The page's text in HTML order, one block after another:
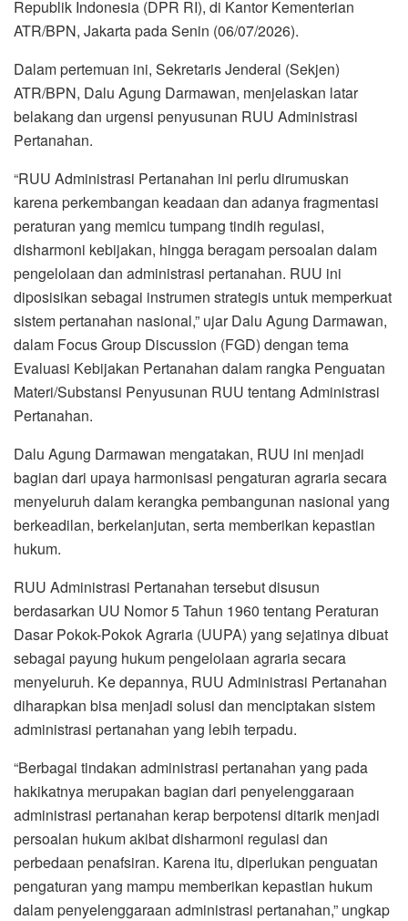
Republik Indonesia (DPR RI), di Kantor Kementerian
ATR/BPN, Jakarta pada Senin (06/07/2026).
Dalam pertemuan ini, Sekretaris Jenderal (Sekjen)
ATR/BPN, Dalu Agung Darmawan, menjelaskan latar
belakang dan urgensi penyusunan RUU Administrasi
Pertanahan.
“RUU Administrasi Pertanahan ini perlu dirumuskan
karena perkembangan keadaan dan adanya fragmentasi
peraturan yang memicu tumpang tindih regulasi,
disharmoni kebijakan, hingga beragam persoalan dalam
pengelolaan dan administrasi pertanahan. RUU ini
diposisikan sebagai instrumen strategis untuk memperkuat
sistem pertanahan nasional,” ujar Dalu Agung Darmawan,
dalam Focus Group Discussion (FGD) dengan tema
Evaluasi Kebijakan Pertanahan dalam rangka Penguatan
Materi/Substansi Penyusunan RUU tentang Administrasi
Pertanahan.
Dalu Agung Darmawan mengatakan, RUU ini menjadi
bagian dari upaya harmonisasi pengaturan agraria secara
menyeluruh dalam kerangka pembangunan nasional yang
berkeadilan, berkelanjutan, serta memberikan kepastian
hukum.
RUU Administrasi Pertanahan tersebut disusun
berdasarkan UU Nomor 5 Tahun 1960 tentang Peraturan
Dasar Pokok-Pokok Agraria (UUPA) yang sejatinya dibuat
sebagai payung hukum pengelolaan agraria secara
menyeluruh. Ke depannya, RUU Administrasi Pertanahan
diharapkan bisa menjadi solusi dan menciptakan sistem
administrasi pertanahan yang lebih terpadu.
“Berbagai tindakan administrasi pertanahan yang pada
hakikatnya merupakan bagian dari penyelenggaraan
administrasi pertanahan kerap berpotensi ditarik menjadi
persoalan hukum akibat disharmoni regulasi dan
perbedaan penafsiran. Karena itu, diperlukan penguatan
pengaturan yang mampu memberikan kepastian hukum
dalam penyelenggaraan administrasi pertanahan,” ungkap